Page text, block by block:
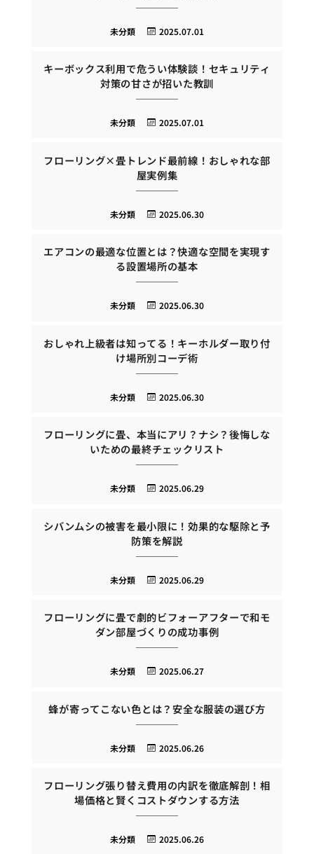
2025.07.01
未分類
キーボックス利用で危うい体験談！セキュリティ
対策の甘さが招いた教訓
2025.07.01
未分類
フローリング×畳トレンド最前線！おしゃれな部
屋実例集
2025.06.30
未分類
エアコンの最適な位置とは？快適な空間を実現す
る設置場所の基本
2025.06.30
未分類
おしゃれ上級者は知ってる！キーホルダー取り付
け場所別コーデ術
2025.06.30
未分類
フローリングに畳、本当にアリ？ナシ？後悔しな
いための最終チェックリスト
2025.06.29
未分類
シバンムシの被害を最小限に！効果的な駆除と予
防策を解説
2025.06.29
未分類
フローリングに畳で劇的ビフォーアフターで和モ
ダン部屋づくりの成功事例
2025.06.27
未分類
蜂が寄ってこない色とは？安全な服装の選び方
2025.06.26
未分類
フローリング張り替え費用の内訳を徹底解剖！相
場価格と賢くコストダウンする方法
2025.06.26
未分類